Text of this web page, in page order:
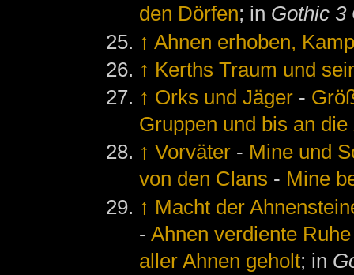
den Dörfen; in Gothic 3
↑ Ahnen erhoben,
↑ Kerths Traum und
↑ Orks und Jäger -
Gruppen und bis an
↑ Vorväter - Mine und
von den Clans - Mine
↑ Macht der
-Ahnen verdiente
aller Ahnen geholt; in